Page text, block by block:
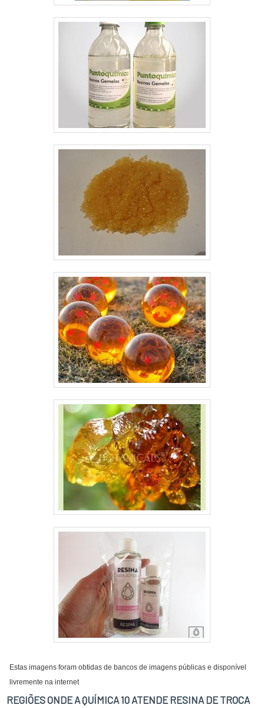
Estas imagens foram obtidas de bancos de imagens públicas e disponível
livremente na internet
REGIÕES ONDE A QUÍMICA 10 ATENDE RESINA DE TROCA